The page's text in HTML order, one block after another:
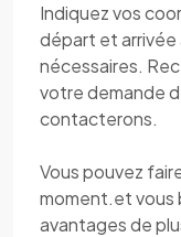
Indiquez vos
départ et arrivée
nécessaires.
votre demande
contacterons.
Vous pouvez
moment.et vous
avantages de